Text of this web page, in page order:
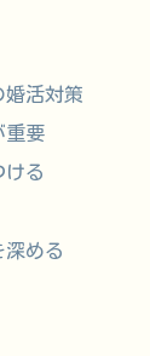
活対策
重要
る
める